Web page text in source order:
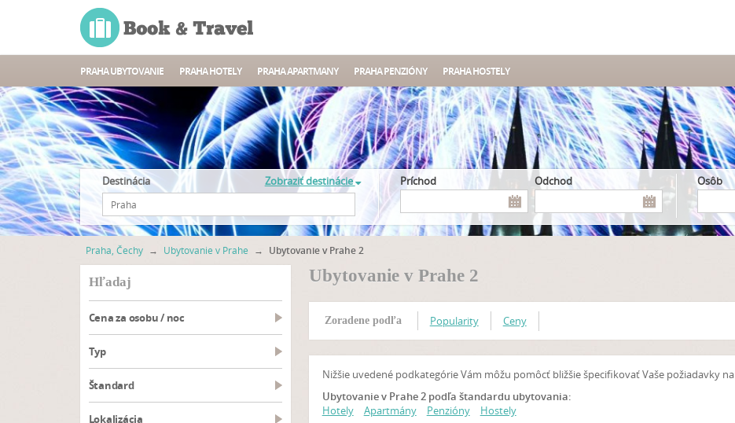
PRAHA UBYTOVANIE PRAHA HOTELY PRAHA APARTMANY PRAHA PENZIÓNY PRAHA HOSTELY
Destinácia Zobraziť destinácie Príchod Odchod osôb
Praha, Čechy → Ubytovanie v Prahe → Ubytovanie v Prahe 2
hľadaj
Cena za osobu / noc
typ
Štandard
Lokalizácia
Ubytovanie v Prahe 2
Zoradene podľa Popularity Ceny
Nižšie uvedené podkategórie Vám môžu pomôcť bližšie špecifikovať Vaše požiadavky na
Ubytovanie v Prahe 2 podľa štandardu ubytovania:
Hotely
Apartmány Penzióny
Hostely